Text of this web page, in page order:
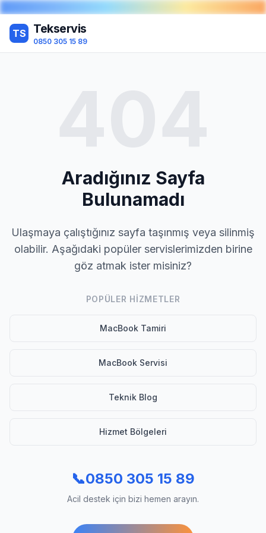
TS Tekservis
0850 305 15 89
Aradığınız Sayfa
Bulunamadı
Ulaşmaya çalıştığınız sayfa taşınmış veya silinmiş
olabilir. Aşağıdaki popüler servislerimizden birine
göz atmak ister misiniz?
POPÜLER HIZMETLER
MacBook Tamiri
MacBook Servisi
Teknik Blog
Hizmet Bölgeleri
📞0850 305 15 89
Acil destek için bizi hemen arayın.